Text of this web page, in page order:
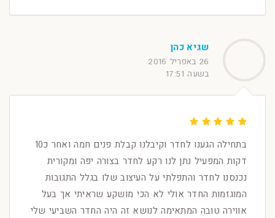
שגיא כהן
26 באפריל 2016
בשעה 17:51
בתחילה הגענו לחדר וקיבלנו קבלת פנים חמה ואחר כ10
דקות המפעיל נתן לנו רקע לחדר בצורה יפה ומקורית
נכנסנו לחדר והתפלתי על העיצוב שלו בגלל התגובות
המוגזמות החדר אולי לא הכי מושקע שראיתי אך בעל
אווירה טובה המתאימה לנושא זה היה החדר השביעי שלי